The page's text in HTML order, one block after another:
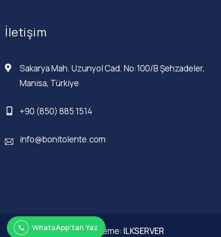
İletişim
Sakarya Mah. Uzunyol Cad. No:100/B Şehzadeler,
Manisa, Türkiye
+90 (850) 885 1514
info@bonitolente.com
Web Düzenleme: ILKSERVER
WhatsApp'tan Yaz